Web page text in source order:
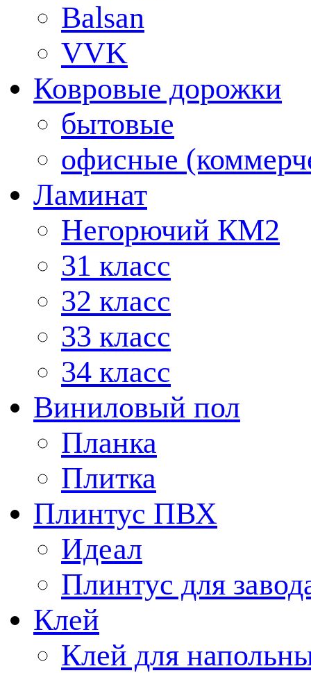
Balsan
VVK
Ковровые дорожки
бытовые
офисные
Ламинат
Негорючий КМ2
31 класс
32 класс
33 класс
34 класс
Виниловый пол
Планка
Плитка
Плинтус ПВХ
Идеал
Плинтус для
Клей
Клей для